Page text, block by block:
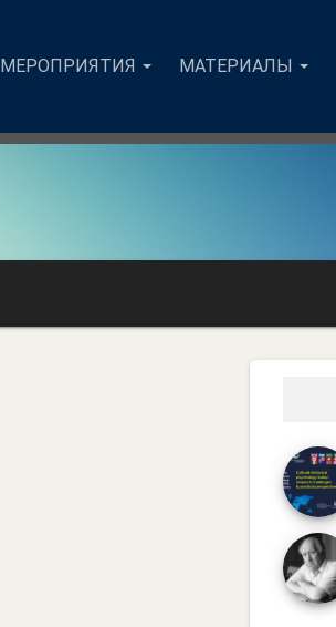
МЕРОПРИЯТИЯ МАТЕРИАЛЫ